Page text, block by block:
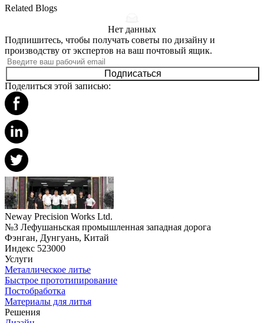
Related Blogs
Нет данных
Подпишитесь, чтобы получать советы по дизайну и
производству от экспертов на ваш почтовый ящик.
Подписаться
Поделиться этой записью:
Neway Precision Works Ltd.
№3 Лефушаньская промышленная западная дорога
Фэнган, Дунгуань, Китай
Индекс 523000
Услуги
Металлическое литье
Быстрое прототипирование
Постобработка
Материалы для литья
Решения